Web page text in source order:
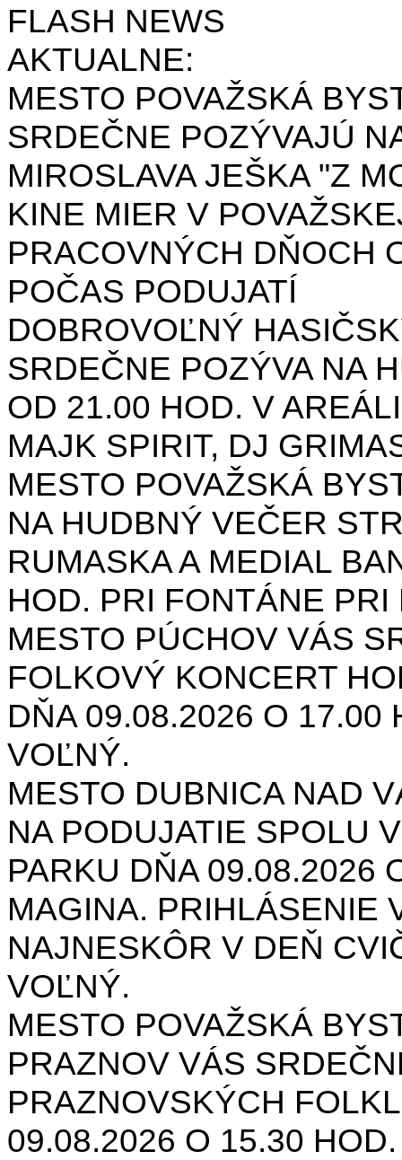
FLASH NEWS
AKTUALNE:
MESTO POVAŽSKÁ
SRDEČNE POZÝVAJÚ
MIROSLAVA JEŠKA "Z
KINE MIER V
PRACOVNÝCH DŇOCH
POČAS PODUJATÍ
DOBROVOĽNÝ
SRDEČNE POZÝVA NA
OD 21.00 HOD. V
MAJK SPIRIT, DJ
MESTO POVAŽSKÁ
NA HUDBNÝ VEČER
RUMASKA A MEDIAL
HOD. PRI FONTÁNE PRI
MESTO PÚCHOV VÁS
FOLKOVÝ KONCERT
DŇA 09.08.2026 O 17.00
VOĽNÝ.
MESTO DUBNICA NAD
NA PODUJATIE SPOLU
PARKU DŇA 09.08.2026
MAGINA. PRIHLÁSENIE
NAJNESKÔR V DEŇ
VOĽNÝ.
MESTO POVAŽSKÁ
PRAZNOV VÁS
PRAZNOVSKÝCH
09.08.2026 O 15.30